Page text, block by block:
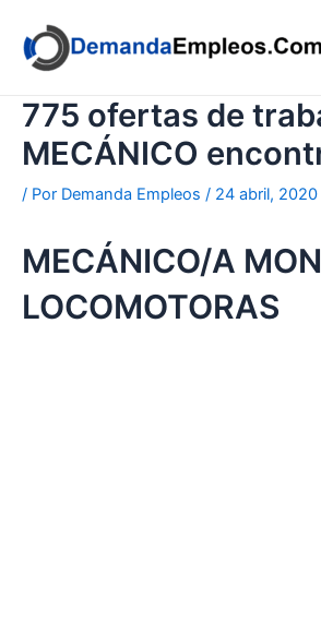
contenido
775 ofertas de
MECÁNICO
/ Por Demanda Empleos / 24 abril, 2020
MECÁNICO/A
LOCOMOTORAS